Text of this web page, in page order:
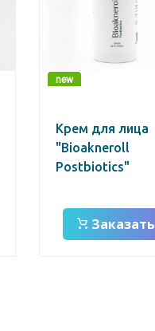
new
Крем для лица
"Bioakneroll
Postbiotics"
Заказать